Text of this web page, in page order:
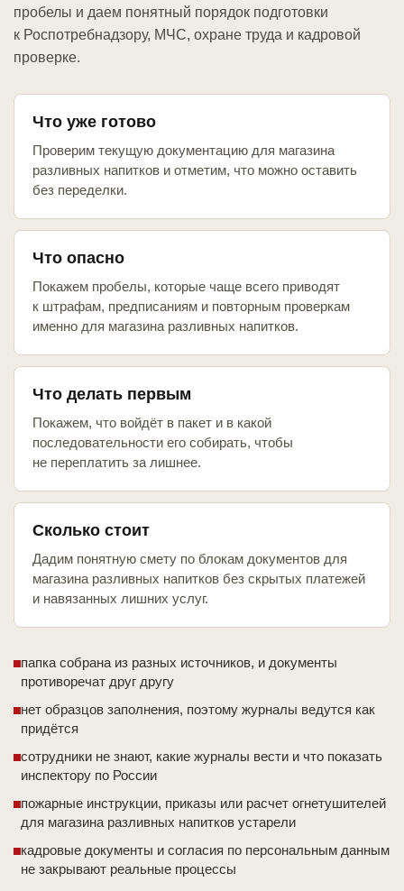
пробелы и даем понятный порядок подготовки
к Роспотребнадзору, МЧС, охране труда и кадровой
проверке.
Что уже готово
Проверим текущую документацию для магазина
разливных напитков и отметим, что можно оставить
без переделки.
Что опасно
Покажем пробелы, которые чаще всего приводят
к штрафам, предписаниям и повторным проверкам
именно для магазина разливных напитков.
Что делать первым
Покажем, что войдёт в пакет и в какой
последовательности его собирать, чтобы
не переплатить за лишнее.
Сколько стоит
Дадим понятную смету по блокам документов для
магазина разливных напитков без скрытых платежей
и навязанных лишних услуг.
папка собрана из разных источников, и документы
противоречат друг другу
нет образцов заполнения, поэтому журналы ведутся как
придётся
сотрудники не знают, какие журналы вести и что показать
инспектору по России
пожарные инструкции, приказы или расчет огнетушителей
для магазина разливных напитков устарели
кадровые документы и согласия по персональным данным
не закрывают реальные процессы